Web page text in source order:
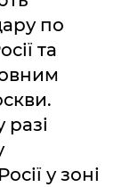
по
та
у зоні